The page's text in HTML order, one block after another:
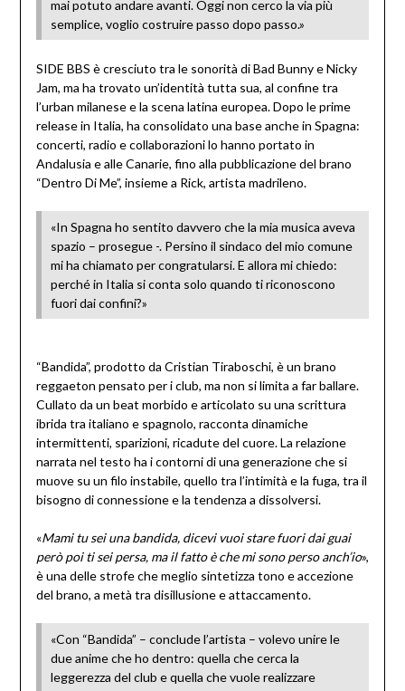
mai potuto andare avanti. Oggi non cerco la via più
semplice, voglio costruire passo dopo passo.»
SIDE BBS è cresciuto tra le sonorità di Bad Bunny e Nicky
Jam, ma ha trovato un’identità tutta sua, al confine tra
l’urban milanese e la scena latina europea. Dopo le prime
release in Italia, ha consolidato una base anche in Spagna:
concerti, radio e collaborazioni lo hanno portato in
Andalusia e alle Canarie, fino alla pubblicazione del brano
“Dentro Di Me”, insieme a Rick, artista madrileno.
«In Spagna ho sentito davvero che la mia musica aveva
spazio – prosegue -. Persino il sindaco del mio comune
mi ha chiamato per congratularsi. E allora mi chiedo:
perché in Italia si conta solo quando ti riconoscono
fuori dai confini?»
“Bandida”, prodotto da Cristian Tiraboschi, è un brano
reggaeton pensato per i club, ma non si limita a far ballare.
Cullato da un beat morbido e articolato su una scrittura
ibrida tra italiano e spagnolo, racconta dinamiche
intermittenti, sparizioni, ricadute del cuore. La relazione
narrata nel testo ha i contorni di una generazione che si
muove su un filo instabile, quello tra l’intimità e la fuga, tra il
bisogno di connessione e la tendenza a dissolversi.
«Mami tu sei una bandida, dicevi vuoi stare fuori dai guai
però poi ti sei persa, ma il fatto è che mi sono perso anch’io»,
è una delle strofe che meglio sintetizza tono e accezione
del brano, a metà tra disillusione e attaccamento.
«Con “Bandida” – conclude l’artista – volevo unire le
due anime che ho dentro: quella che cerca la
leggerezza del club e quella che vuole realizzare